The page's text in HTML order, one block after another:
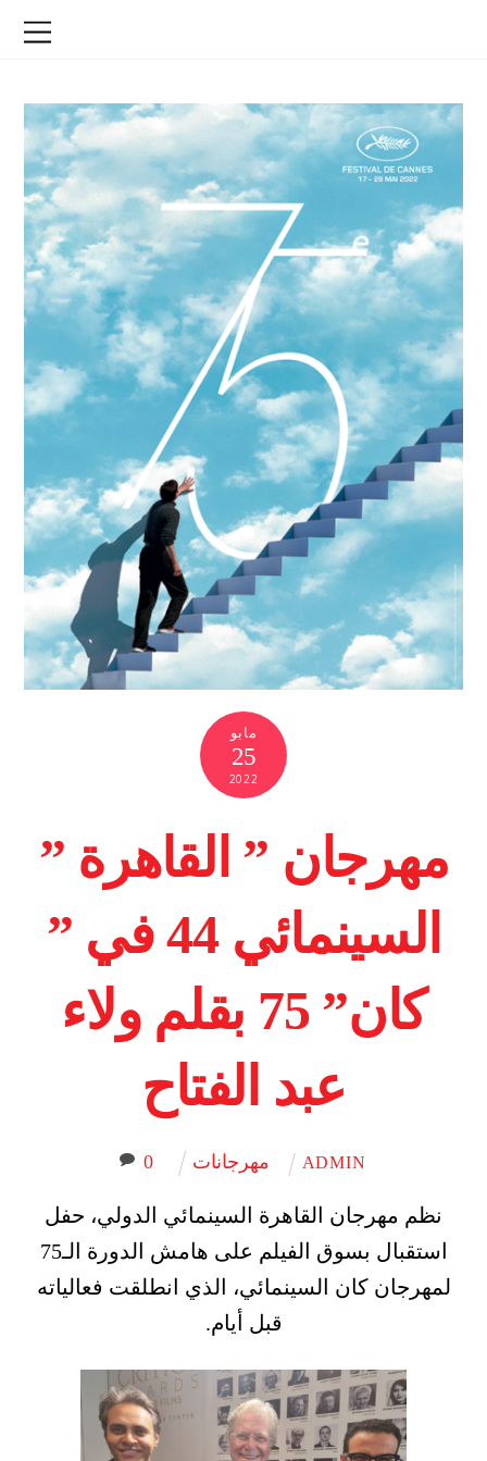
مايو
25
2022
مهرجان ” القاهرة ”
السينمائي 44 في ”
كان” 75 بقلم ولاء
عبد الفتاح
ADMIN مهرجانات 0
نظم مهرجان القاهرة السينمائي الدولي، حفل
استقبال بسوق الفيلم على هامش الدورة الـ75
لمهرجان كان السينمائي، الذي انطلقت فعالياته
قبل أيام.